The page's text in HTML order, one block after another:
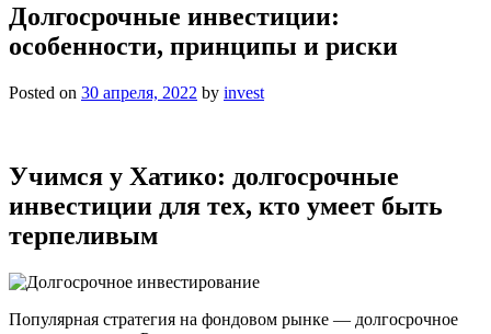
Долгосрочные инвестиции:
особенности, принципы и риски
Posted on 30 апреля, 2022 by invest
Учимся у Хатико: долгосрочные
инвестиции для тех, кто умеет быть
терпеливым
Популярная стратегия на фондовом рынке — долгосрочное